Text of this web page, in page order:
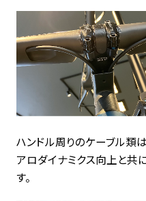
ハンドル周りのケーブル類
アロダイナミクス向上と共
す。